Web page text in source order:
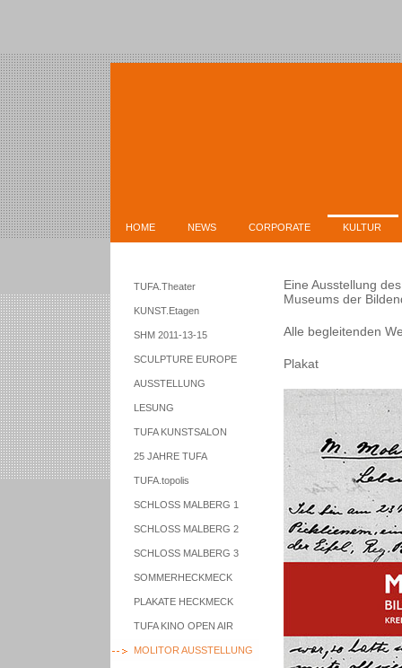
HOME NEWS CORPORATE KULTUR
TUFA.Theater
KUNST.Etagen
SHM 2011-13-15
SCULPTURE EUROPE
AUSSTELLUNG
LESUNG
TUFA KUNSTSALON
25 JAHRE TUFA
TUFA.topolis
SCHLOSS MALBERG 1
SCHLOSS MALBERG 2
SCHLOSS MALBERG 3
SOMMERHECKMECK
PLAKATE HECKMECK
TUFA KINO OPEN AIR
MOLITOR AUSSTELLUNG
Eine Ausstellung
Museums der
Alle begleitenden
Plakat